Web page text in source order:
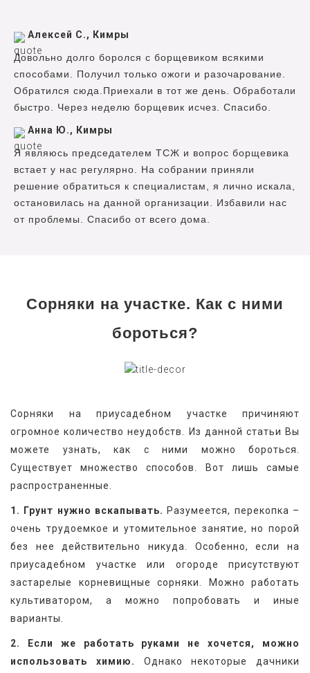
Алексей С., Кимры
Довольно долго боролся с борщевиком всякими
способами. Получил только ожоги и разочарование.
Обратился сюда.Приехали в тот же день. Обработали
быстро. Через неделю борщевик исчез. Спасибо.
Анна Ю., Кимры
Я являюсь председателем ТСЖ и вопрос борщевика
встает у нас регулярно. На собрании приняли
решение обратиться к специалистам, я лично искала,
остановилась на данной организации. Избавили нас
от проблемы. Спасибо от всего дома.
Сорняки на участке. Как с ними
бороться?
Сорняки на приусадебном участке причиняют
огромное количество неудобств. Из данной статьи Вы
можете узнать, как с ними можно бороться.
Существует множество способов. Вот лишь самые
распространенные.
1. Грунт нужно вскапывать. Разумеется, перекопка –
очень трудоемкое и утомительное занятие, но порой
без нее действительно никуда. Особенно, если на
приусадебном участке или огороде присутствуют
застарелые корневищные сорняки. Можно работать
культиватором, а можно попробовать и иные
варианты.
2. Если же работать руками не хочется, можно
использовать химию.
Однако некоторые дачники